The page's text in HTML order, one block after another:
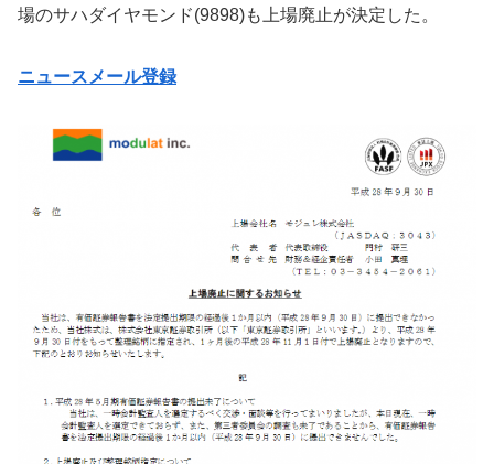
場のサハダイヤモンド(9898)も上場廃止が決定した。
ニュースメール登録